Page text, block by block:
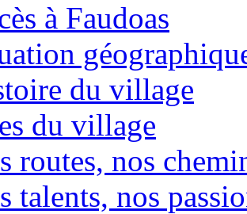
à Faudoas
du village
du village
routes, nos
talents, nos